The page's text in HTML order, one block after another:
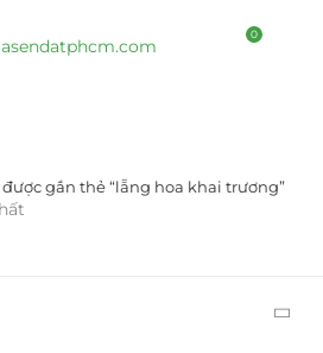
0
(137)
gắn thẻ “lẵng hoa khai trương”